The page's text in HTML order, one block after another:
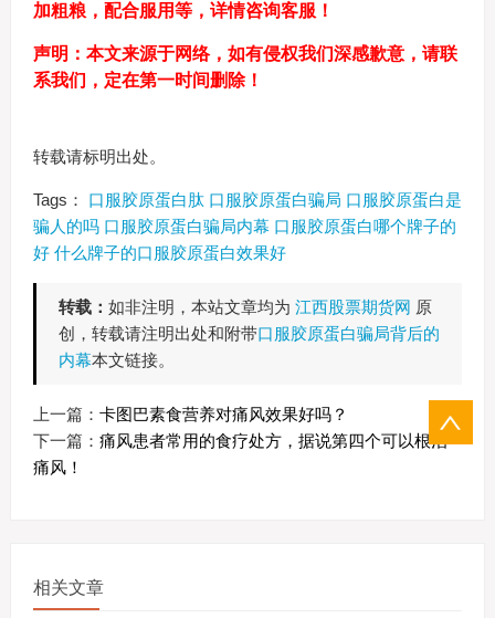
加粗粮，配合服用等，详情咨询客服！
声明：本文来源于网络，如有侵权我们深感歉意，请联
系我们，定在第一时间删除！
转载请标明出处。
Tags： 口服胶原蛋白肽 口服胶原蛋白骗局 口服胶原蛋白是
骗人的吗 口服胶原蛋白骗局内幕 口服胶原蛋白哪个牌子的
好 什么牌子的口服胶原蛋白效果好
转载： 如非注明，本站文章均为 江西股票期货网 原
创，转载请注明出处和附带口服胶原蛋白骗局背后的
内幕本文链接。
上一篇： 卡图巴素食营养对痛风效果好吗？
下一篇： 痛风患者常用的食疗处方，据说第四个可以根治
痛风！
相关文章